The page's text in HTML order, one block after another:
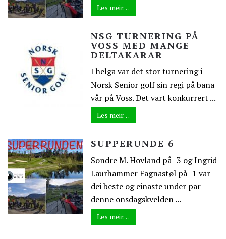
Les meir…
NSG TURNERING PÅ
VOSS MED MANGE
DELTAKARAR
I helga var det stor turnering i
Norsk Senior golf sin regi på bana
vår på Voss. Det vart konkurrert ...
Les meir…
SUPPERUNDE 6
Sondre M. Hovland på -3 og Ingrid
Laurhammer Fagnastøl på -1 var
dei beste og einaste under par
denne onsdagskvelden ...
Les meir…